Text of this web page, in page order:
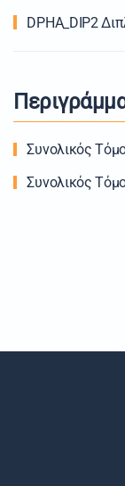
DPHA_DIP2
Συνολικός
Συνολικός